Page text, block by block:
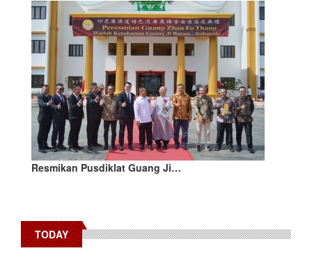
Resmikan Pusdiklat Guang Ji…
TODAY